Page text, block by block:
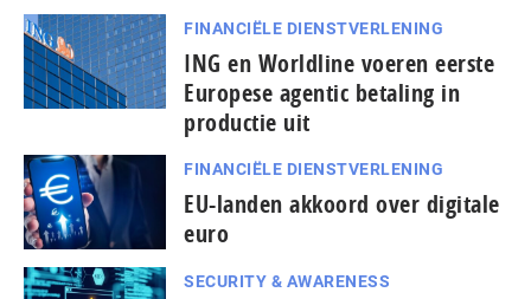
FINANCIËLE DIENSTVERLENING
ING en Worldline voeren eerste
Europese agentic betaling in
productie uit
FINANCIËLE DIENSTVERLENING
EU-landen akkoord over digitale
euro
SECURITY & AWARENESS